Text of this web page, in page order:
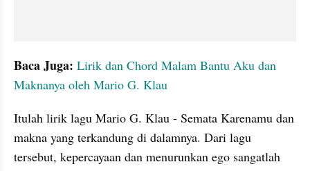
Baca Juga: Lirik dan Chord Malam Bantu Aku dan
Maknanya oleh Mario G. Klau
Itulah lirik lagu Mario G. Klau - Semata Karenamu dan
makna yang terkandung di dalamnya. Dari lagu
tersebut, kepercayaan dan menurunkan ego sangatlah